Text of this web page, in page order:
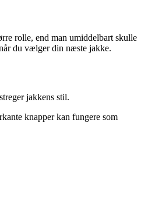
rolle, end man umiddelbart skulle
du vælger din næste jakke.
jakkens stil.
knapper kan fungere som